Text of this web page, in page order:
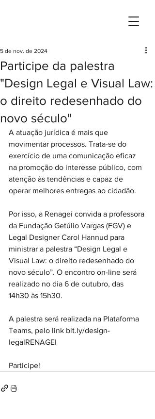
e Inovação da
Participe da palestra
"Design Legal e Visual Law:
o direito redesenhado do
novo século"
5 de nov. de 2024
A atuação jurídica é mais que
movimentar processos. Trata-se do
exercício de uma comunicação eficaz
na promoção do interesse público, com
atenção às tendências e capaz de
operar melhores entregas ao cidadão.
Por isso, a Renagei convida a professora
da Fundação Getúlio Vargas (FGV) e
Legal Designer Carol Hannud para
ministrar a palestra “Design Legal e
Visual Law: o direito redesenhado do
novo século”. O encontro on-line será
realizado no dia 6 de outubro, das
14h30 às 15h30.
A palestra será realizada na Plataforma
Teams, pelo link bit.ly/design-
legalRENAGEI
Participe!